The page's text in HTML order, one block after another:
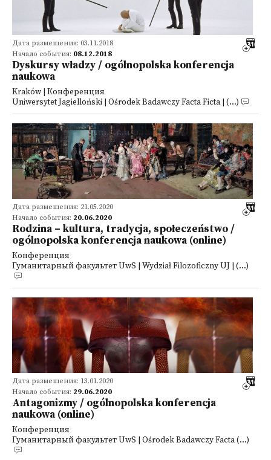
Дата размещения: 03.11.2018
Начало события: 08.12.2018
Dyskursy władzy / ogólnopolska konferencja
naukowa
Kraków | Конференция
Uniwersytet Jagielloński | Ośrodek Badawczy Facta Ficta | (...)
Дата размещения: 21.05.2020
Начало события: 20.06.2020
Rodzina – kultura, tradycja, społeczeństwo /
ogólnopolska konferencja naukowa (online)
Конференция
Гуманитарный факультет UwS | Wydział Filozoficzny UJ | (...)
Дата размещения: 13.01.2020
Начало события: 29.06.2020
Antagonizmy / ogólnopolska konferencja
naukowa (online)
Конференция
Гуманитарный факультет UwS | Ośrodek Badawczy Facta (...)